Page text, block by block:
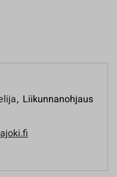
, Liikunnanohjaus